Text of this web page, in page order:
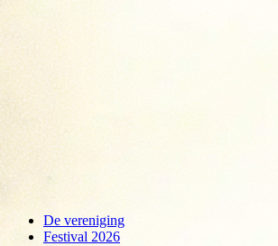
De vereniging
Festival 2026